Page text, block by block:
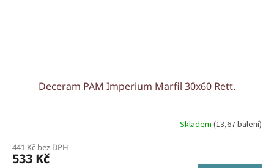
Deceram PAM Imperium Marfil 30x60 Rett.
Skladem (13,67 balení)
441 Kč bez DPH
533 Kč